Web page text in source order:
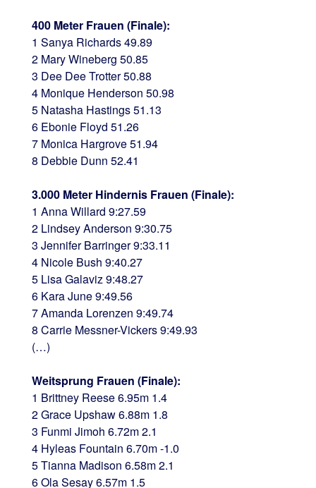
400 Meter Frauen (Finale):
1 Sanya Richards 49.89
2 Mary Wineberg 50.85
3 Dee Dee Trotter 50.88
4 Monique Henderson 50.98
5 Natasha Hastings 51.13
6 Ebonie Floyd 51.26
7 Monica Hargrove 51.94
8 Debbie Dunn 52.41
3.000 Meter Hindernis Frauen (Finale):
1 Anna Willard 9:27.59
2 Lindsey Anderson 9:30.75
3 Jennifer Barringer 9:33.11
4 Nicole Bush 9:40.27
5 Lisa Galaviz 9:48.27
6 Kara June 9:49.56
7 Amanda Lorenzen 9:49.74
8 Carrie Messner-Vickers 9:49.93
(…)
Weitsprung Frauen (Finale):
1 Brittney Reese 6.95m 1.4
2 Grace Upshaw 6.88m 1.8
3 Funmi Jimoh 6.72m 2.1
4 Hyleas Fountain 6.70m -1.0
5 Tianna Madison 6.58m 2.1
6 Ola Sesay 6.57m 1.5